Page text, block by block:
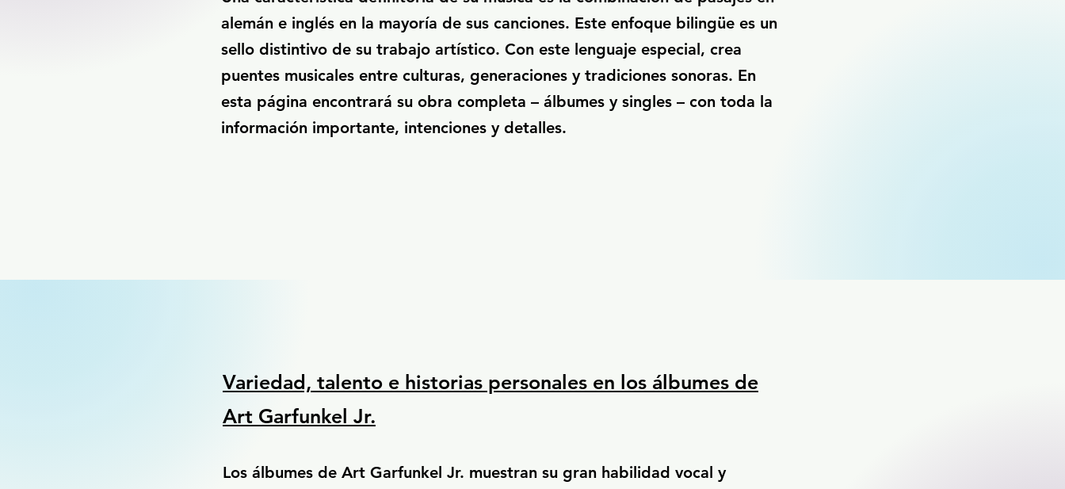
alemán e inglés en la mayoría de sus canciones. Este enfoque bilingüe es un
sello distintivo de su trabajo artístico. Con este lenguaje especial, crea
puentes musicales entre culturas, generaciones y tradiciones sonoras. En
esta página encontrará su obra completa – álbumes y singles – con toda la
información importante, intenciones y detalles.
Variedad, talento e historias personales en los álbumes de
Art Garfunkel Jr.
Los álbumes de Art Garfunkel Jr. muestran su gran habilidad vocal y